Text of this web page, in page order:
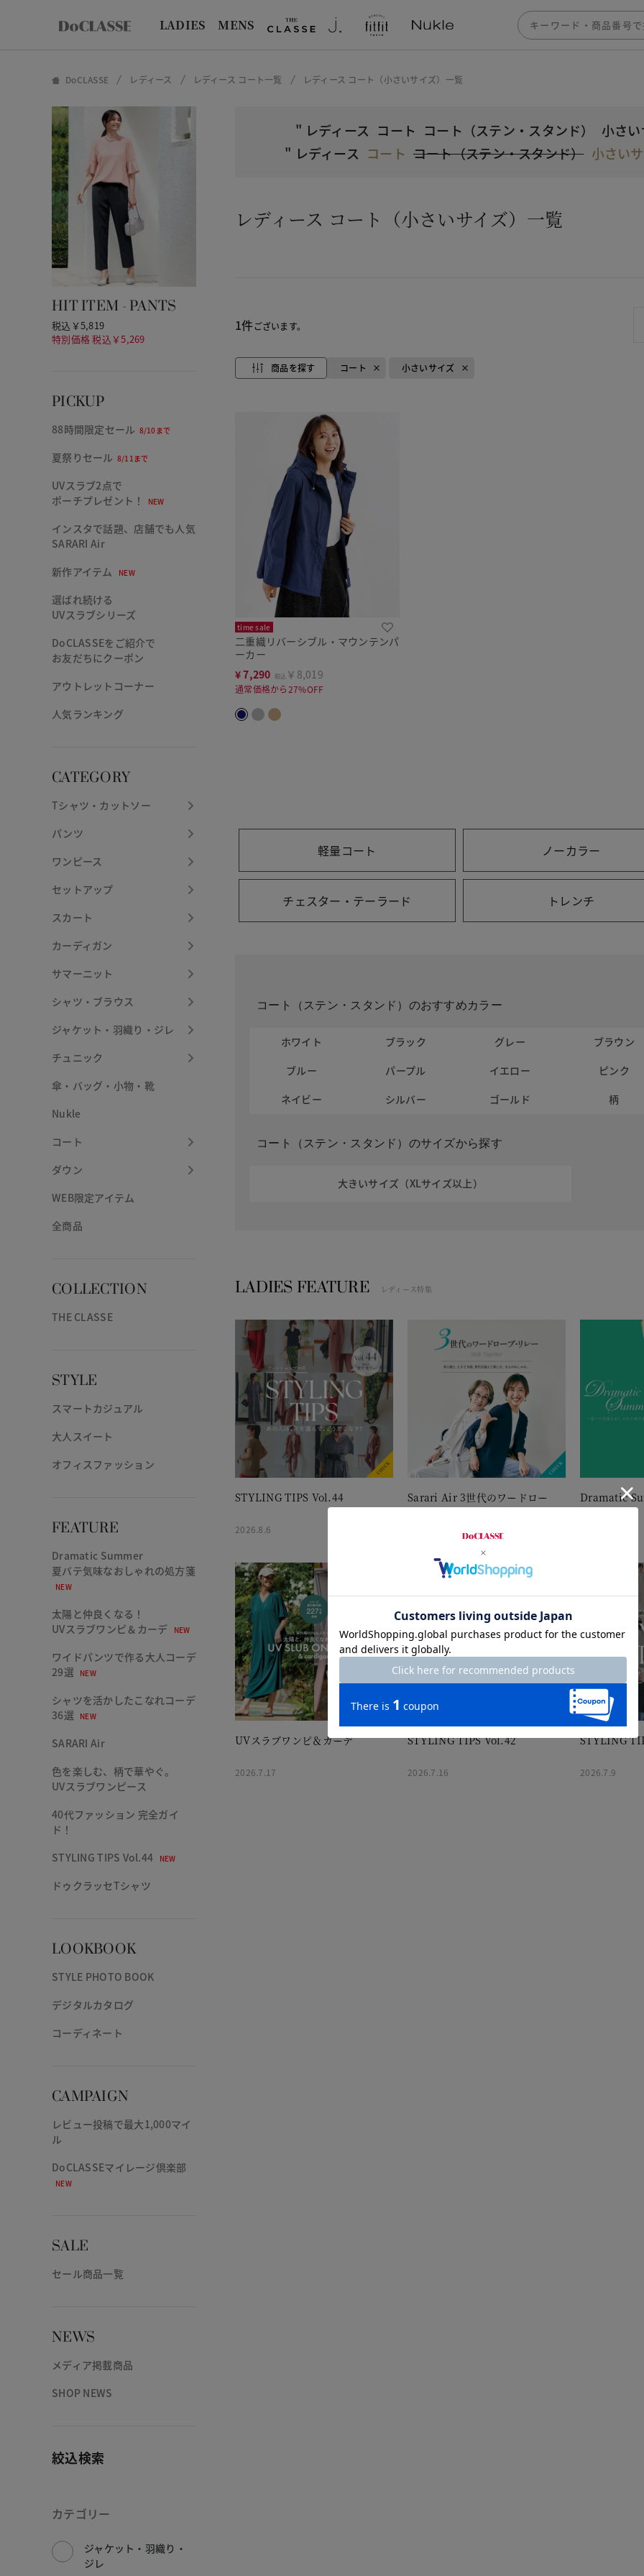
LADIES MENS
DoCLASSE レディース レディース コート一覧 レディース コート（小さいサイズ）一覧
HIT ITEM - PANTS
税込￥5,819
特別価格 税込￥5,269
PICKUP
88時間限定セール 8/10まで
夏祭りセール 8/11まで
UVスラブ2点で
ポーチプレゼント！
NEW
インスタで話題、店舗でも人気
SARARI Air
新作アイテム
NEW
選ばれ続ける
UVスラブシリーズ
DoCLASSEをご紹介で
お友だちにクーポン
アウトレットコーナー
人気ランキング
CATEGORY
Tシャツ・カットソー
パンツ
ワンピース
セットアップ
スカート
カーディガン
サマーニット
シャツ・ブラウス
ジャケット・羽織り・ジレ
チュニック
傘・バッグ・小物・靴
Nukle
コート
ダウン
WEB限定アイテム
全商品
COLLECTION
THE CLASSE
STYLE
スマートカジュアル
大人スイート
オフィスファッション
FEATURE
Dramatic Summer
夏バテ気味なおしゃれの処方箋
NEW
太陽と仲良くなる！
UVスラブワンピ＆カーデ
NEW
ワイドパンツで作る大人コーデ
29選
NEW
シャツを活かしたこなれコーデ
36選
NEW
SARARI Air
色を楽しむ、柄で華やぐ。
UVスラブワンピース
40代ファッション 完全ガイ
ド！
STYLING TIPS Vol.44
NEW
ドゥクラッセTシャツ
LOOKBOOK
STYLE PHOTO BOOK
デジタルカタログ
コーディネート
CAMPAIGN
レビュー投稿で最大1,000マイ
ル
DoCLASSEマイレージ倶楽部
NEW
SALE
セール商品一覧
NEWS
メディア掲載商品
SHOP NEWS
絞込検索
カテゴリー
ジャケット・羽織り・
ジレ
" レディース コート コート（ステン・スタンド） 小さ
" レディース コート コート（ステン・スタンド） 小さい
レディース コート（小さいサイズ）一覧
1件ございます。
商品を探す コート 小さいサイズ
time sale
二重織リバーシブル・マウンテンパ
ーカー
¥7,290 税込 ￥8,019
通常価格から27%OFF
軽量コート ノーカラー
チェスター・テーラード トレンチ
コート（ステン・スタンド）のおすすめカラー
ホワイト ブラック グレー ブラウン
ブルー
パープル イエロー ピンク
ネイビー
シルバー ゴールド 柄
コート（ステン・スタンド）のサイズから探す
大きいサイズ（XLサイズ以上）
LADIES FEATURE レディース特集
STYLING TIPS Vol.44
2026.8.6
Sarari Air 3世代のワードロー
ブ・リレー
Dramatic
UVスラブワンピ＆カーデ
2026.7.17
STYLING TIPS Vol.42
2026.7.16
STYLING
2026.7.9